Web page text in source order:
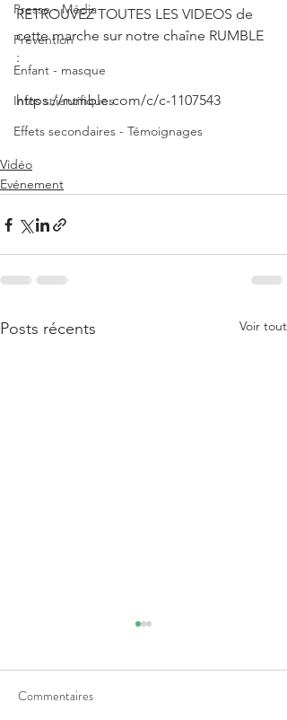
Presse - Média
Prévention
Enfant - masque
Infos scientifiques
Effets secondaires - Témoignages
RETROUVEZ TOUTES LES VIDEOS de
cette marche sur notre chaîne RUMBLE
:
https://rumble.com/c/c-1107543
Vidéo
Evénement
Posts récents Voir tout
Commentaires